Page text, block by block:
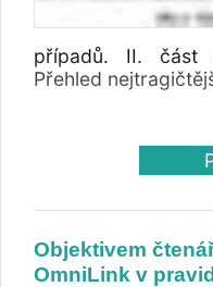
případů. II. část
Přehled
Objektivem
OmniLink v